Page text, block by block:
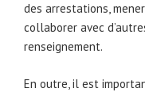
des arrestations,
collaborer avec
renseignement.
En outre, il est